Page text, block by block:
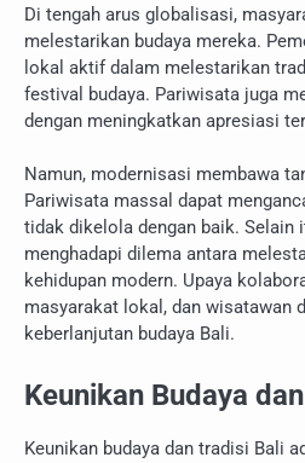
Di tengah arus globalisasi,
melestarikan budaya mereka.
lokal aktif dalam melestarikan
festival budaya. Pariwisata juga
dengan meningkatkan apresiasi
Namun, modernisasi membawa
Pariwisata massal dapat
tidak dikelola dengan baik. Selain
menghadapi dilema antara
kehidupan modern. Upaya
masyarakat lokal, dan wisatawan
keberlanjutan budaya Bali.
Keunikan Budaya
Keunikan budaya dan tradisi Bali